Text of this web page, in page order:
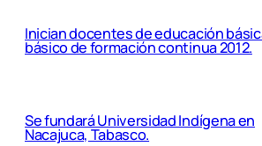
Inician docentes de educación
básico de formación continua 2012.
Se fundará Universidad Indígena en
Nacajuca, Tabasco.